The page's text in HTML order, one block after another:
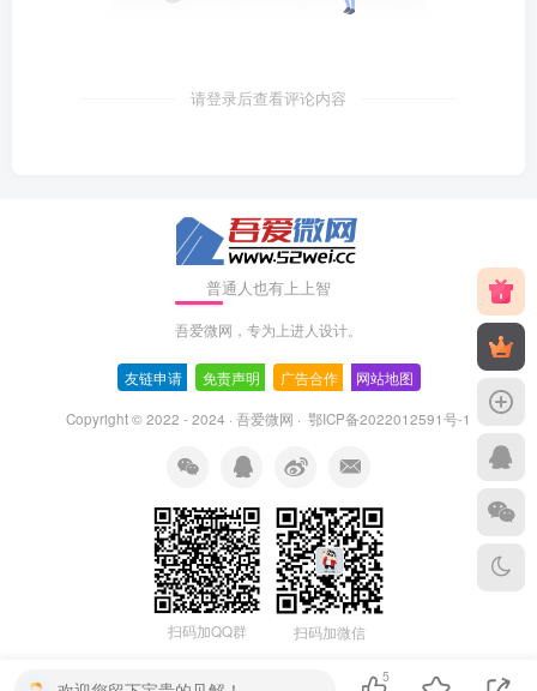
请登录后查看评论内容
普通人也有上上智
吾爱微网，专为上进人设计。
友链申请 免责声明 广告合作 网站地图
Copyright © 2022 - 2024 · 吾爱微网 · 鄂ICP备2022012591号-1
扫码加QQ群 扫码加微信
5